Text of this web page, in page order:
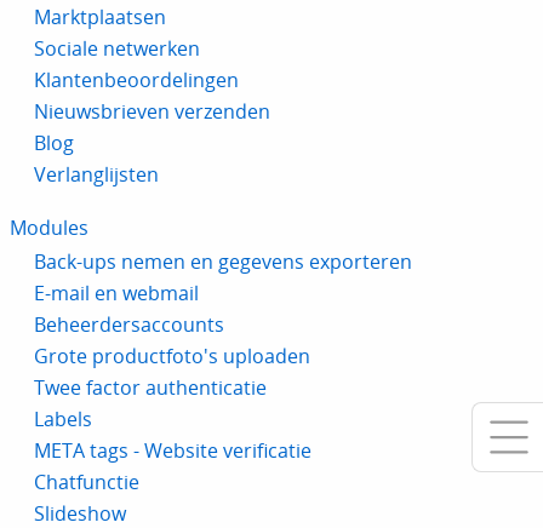
Marktplaatsen
Sociale netwerken
Klantenbeoordelingen
Nieuwsbrieven verzenden
Blog
Verlanglijsten
Modules
Back-ups nemen en gegevens exporteren
E-mail en webmail
Beheerdersaccounts
Grote productfoto's uploaden
Twee factor authenticatie
Labels
META tags - Website verificatie
Chatfunctie
Slideshow